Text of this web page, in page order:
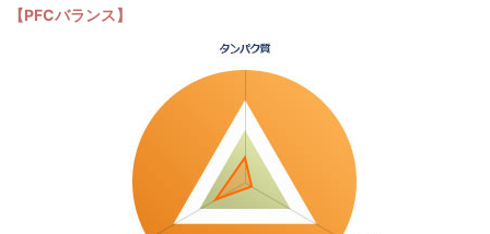
【PFCバランス】